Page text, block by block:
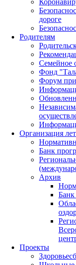
дороге
Родителям
Семейное
Фонд
Форум
Организация
Банк
Архив
Банк
Проекты